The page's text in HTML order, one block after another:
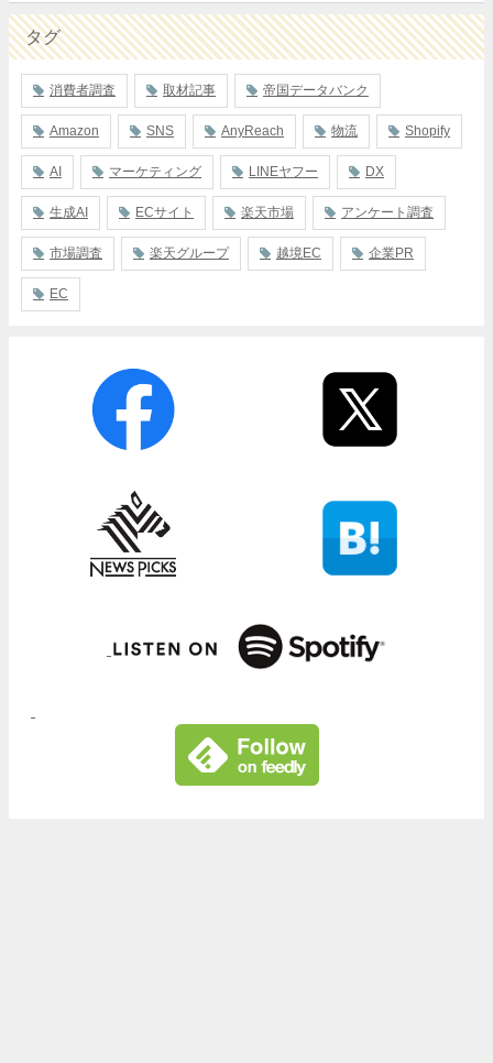
タグ
消費者調査 取材記事 帝国データバンク
Amazon SNS AnyReach 物流 Shopify
AI マーケティング LINEヤフー DX
生成AI ECサイト 楽天市場 アンケート調査
市場調査 楽天グループ 越境EC 企業PR
EC